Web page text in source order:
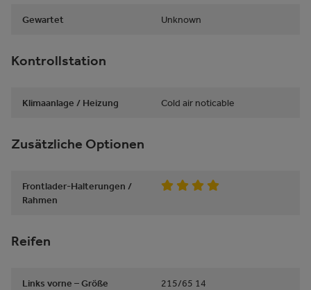
Gewartet Unknown
Kontrollstation
Klimaanlage / Heizung Cold air noticable
Zusätzliche Optionen
Frontlader-Halterungen /
Rahmen
Reifen
Links vorne – Größe 215/65 14